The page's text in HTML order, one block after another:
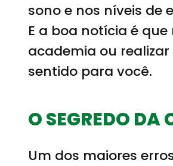
sono e nos níveis de
E a boa notícia é
academia ou
sentido para você.
O SEGREDO DA
Um dos maiores